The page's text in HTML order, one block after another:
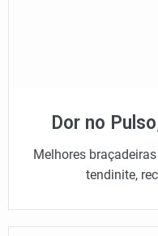
Dor no
Melhores
tendinite,